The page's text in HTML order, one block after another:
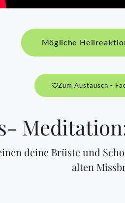
Mögliche
Zum Austausch -
deine Brüste und
alten